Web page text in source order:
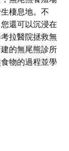
棲息地。不
還可以沉浸在
拉醫院拯救無
的無尾熊診所
物的過程並學
林（就在麥誇
繁殖計劃和遊